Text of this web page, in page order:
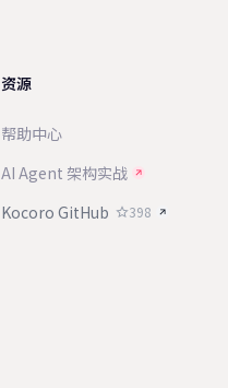
资源
帮助中心
AI Agent 架构实战
Kocoro GitHub
398